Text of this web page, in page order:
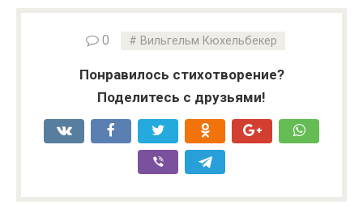
0 Вильгельм Кюхельбекер
Понравилось стихотворение?
Поделитесь с друзьями!